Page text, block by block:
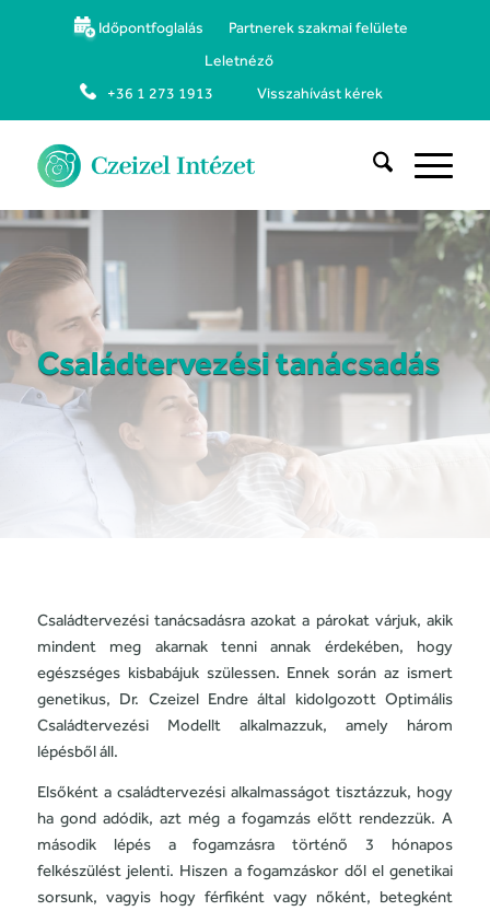
Időpontfoglalás
Partnerek szakmai felülete
Leletnéző
+36 1 273 1913
Visszahívást kérek
Családtervezési tanácsadás
Családtervezési tanácsadásra azokat a párokat várjuk, akik
mindent meg akarnak tenni annak érdekében, hogy
egészséges kisbabájuk szülessen. Ennek során az ismert
genetikus, Dr. Czeizel Endre által kidolgozott Optimális
Családtervezési Modellt alkalmazzuk, amely három
lépésből áll.
Elsőként a családtervezési alkalmasságot tisztázzuk, hogy
ha gond adódik, azt még a fogamzás előtt rendezzük. A
második lépés a fogamzásra történő 3 hónapos
felkészülést jelenti. Hiszen a fogamzáskor dől el genetikai
sorsunk, vagyis hogy férfiként vagy nőként, betegként